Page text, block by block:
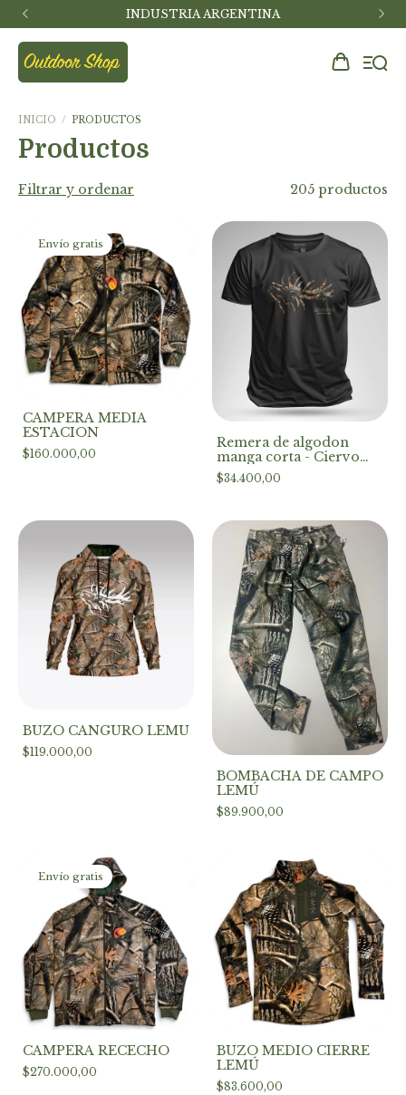
INDUSTRIA ARGENTINA
INICIO / PRODUCTOS
Productos
Filtrar y ordenar 205 productos
Envío gratis
CAMPERA MEDIA
ESTACION
$160.000,00
Remera de algodon
manga corta - Ciervo
Argentina hunt
$34.400,00
BUZO CANGURO LEMU
$119.000,00
BOMBACHA DE CAMPO
LEMÚ
$89.900,00
Envío gratis
CAMPERA RECECHO
$270.000,00
BUZO MEDIO CIERRE
LEMÚ
$83.600,00